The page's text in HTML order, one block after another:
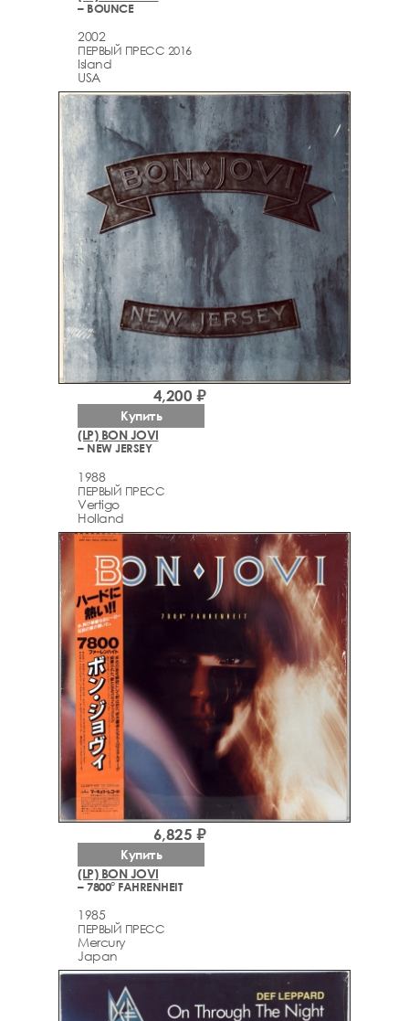
– BOUNCE
2002
ПЕРВЫЙ ПРЕСС 2016
Island
USA
(LP) BON JOVI
– NEW JERSEY
1988
ПЕРВЫЙ ПРЕСС
Vertigo
Holland
4,200 ₽
Купить
(LP) BON JOVI
– 7800° FAHRENHEIT
1985
ПЕРВЫЙ ПРЕСС
Mercury
Japan
6,825 ₽
Купить